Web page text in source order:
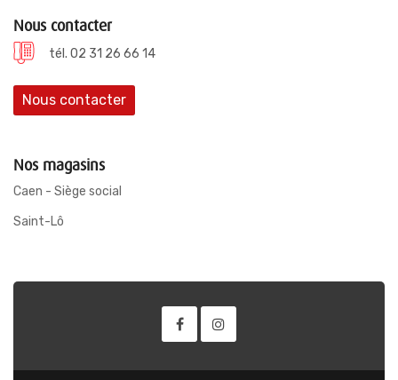
Nous contacter
tél. 02 31 26 66 14
Nous contacter
Nos magasins
Caen - Siège social
Saint-Lô